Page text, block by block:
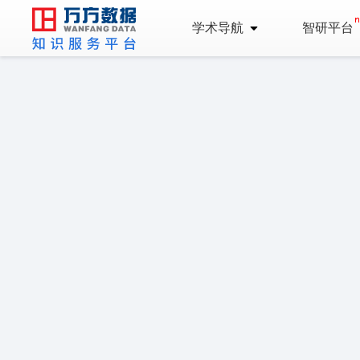
学术导航 智研平台